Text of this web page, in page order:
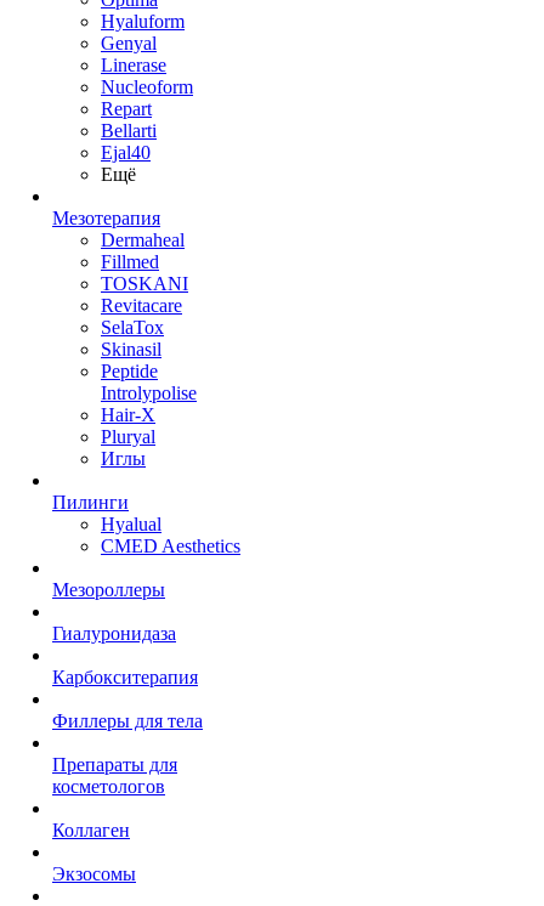
Hyaluform
Genyal
Linerase
Nucleoform
Repart
Bellarti
Ejal40
Ещё
Мезотерапия
Dermaheal
Fillmed
TOSKANI
Revitacare
SelaTox
Skinasil
Peptide
Introlypolise
Hair-X
Pluryal
Иглы
Пилинги
Hyalual
CMED Aesthetics
Мезороллеры
Гиалуронидаза
Карбокситерапия
Филлеры для тела
Препараты для
косметологов
Коллаген
Экзосомы